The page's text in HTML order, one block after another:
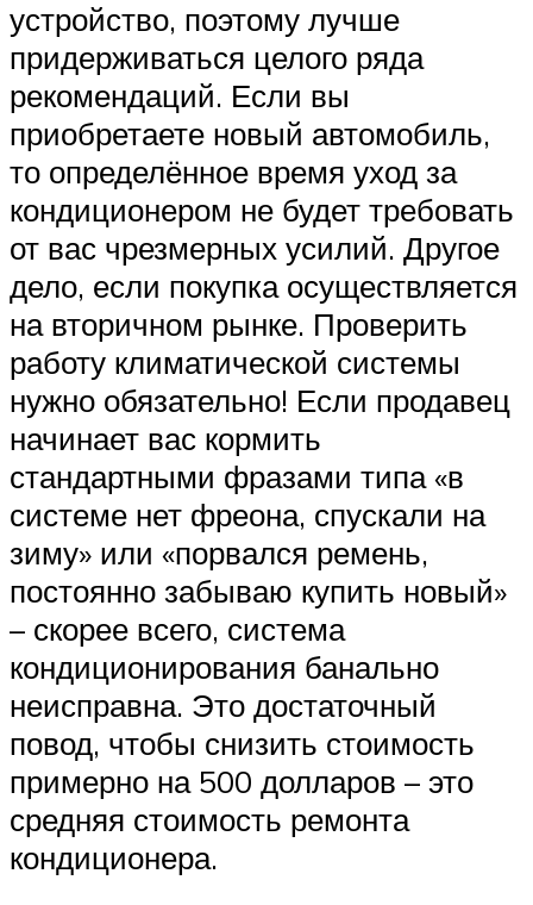
устройство, поэтому лучше
придерживаться целого ряда
рекомендаций. Если вы
приобретаете новый автомобиль,
то определённое время уход за
кондиционером не будет требовать
от вас чрезмерных усилий. Другое
дело, если покупка осуществляется
на вторичном рынке. Проверить
работу климатической системы
нужно обязательно! Если продавец
начинает вас кормить
стандартными фразами типа «в
системе нет фреона, спускали на
зиму» или «порвался ремень,
постоянно забываю купить новый»
– скорее всего, система
кондиционирования банально
неисправна. Это достаточный
повод, чтобы снизить стоимость
примерно на 500 долларов – это
средняя стоимость ремонта
кондиционера.